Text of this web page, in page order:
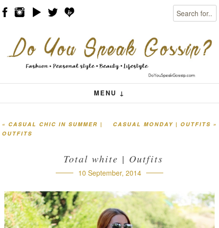
Search
MENU ↓
Menu
Skip to content
Post navigation
CASUAL MONDAY | OUTFITS »
« CASUAL CHIC IN SUMMER |
OUTFITS
Total white | Outfits
10 September, 2014